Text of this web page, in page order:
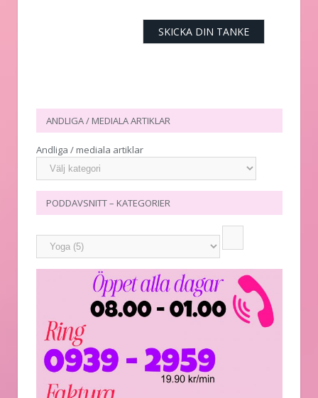
ANDLIGA / MEDIALA ARTIKLAR
Andliga / mediala artiklar
PODDAVSNITT – KATEGORIER